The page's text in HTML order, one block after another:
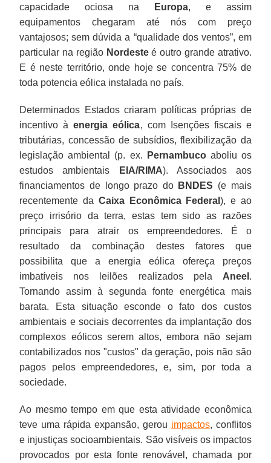
capacidade ociosa na
Europa, e assim
equipamentos chegaram até nós com preço
vantajosos; sem dúvida a “qualidade dos ventos”, em
particular na região Nordesteé outro grande atrativo.
E é neste território, onde hoje se concentra 75% de
toda potencia eólica instalada no país.
Determinados Estados criaram políticas próprias de
incentivo àenergia eólica, com Isenções fiscais e
tributárias, concessão de subsídios, flexibilização da
legislação ambiental (p. ex.
Pernambucoaboliu os
estudos ambientais
EIA/RIMA). Associados aos
financiamentos de longo prazo do BNDES (e mais
recentemente da Caixa Econômica Federal), e ao
preço irrisório da terra, estas tem sido as razões
principais para atrair os empreendedores. É o
resultado da combinação destes fatores que
possibilita que a energia eólica ofereça preços
imbatíveis nos leilões realizados pela Aneel .
Tornando assim à segunda fonte energética mais
barata. Esta situação esconde o fato dos custos
ambientais e sociais decorrentes da implantação dos
complexos eólicos serem altos, embora não sejam
contabilizados nos "custos" da geração, pois não são
pagos pelos empreendedores, e, sim, por toda a
sociedade.
Ao mesmo tempo em que esta atividade econômica
teve uma rápida expansão, gerou impactos, conflitos
e injustiças socioambientais. São visíveis os impactos
provocados por esta fonte renovável, chamada por